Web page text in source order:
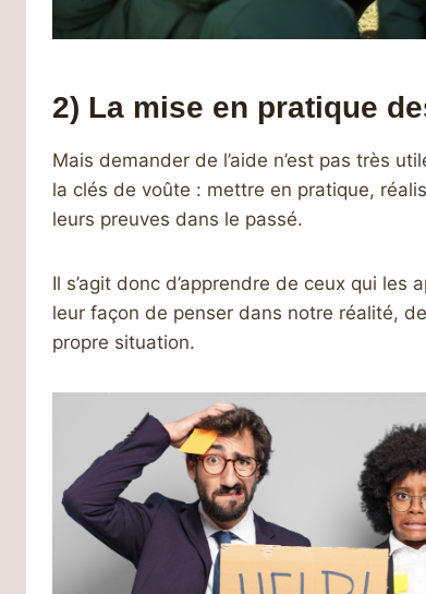
2) La mise en pratique
Mais demander de l’aide n’est pas très
la clés de voûte : mettre en pratique,
leurs preuves dans le passé.
Il s’agit donc d’apprendre de ceux qui
leur façon de penser dans notre réalité,
propre situation.